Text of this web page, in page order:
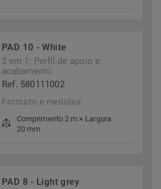
PAD 10 - White
2 em 1: Perfil de apoio e
acabamento
Ref. 580111002
Formato e medidas
Comprimento 2 m × Largura
20 mm
PAD 8 - Light grey